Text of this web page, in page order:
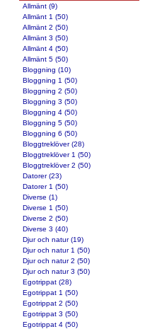
Allmänt (9)
Allmänt 1 (50)
Allmänt 2 (50)
Allmänt 3 (50)
Allmänt 4 (50)
Allmänt 5 (50)
Bloggning (10)
Bloggning 1 (50)
Bloggning 2 (50)
Bloggning 3 (50)
Bloggning 4 (50)
Bloggning 5 (50)
Bloggning 6 (50)
Bloggtreklöver (28)
Bloggtreklöver 1 (50)
Bloggtreklöver 2 (50)
Datorer (23)
Datorer 1 (50)
Diverse (1)
Diverse 1 (50)
Diverse 2 (50)
Diverse 3 (40)
Djur och natur (19)
Djur och natur 1 (50)
Djur och natur 2 (50)
Djur och natur 3 (50)
Egotrippat (28)
Egotrippat 1 (50)
Egotrippat 2 (50)
Egotrippat 3 (50)
Egotrippat 4 (50)